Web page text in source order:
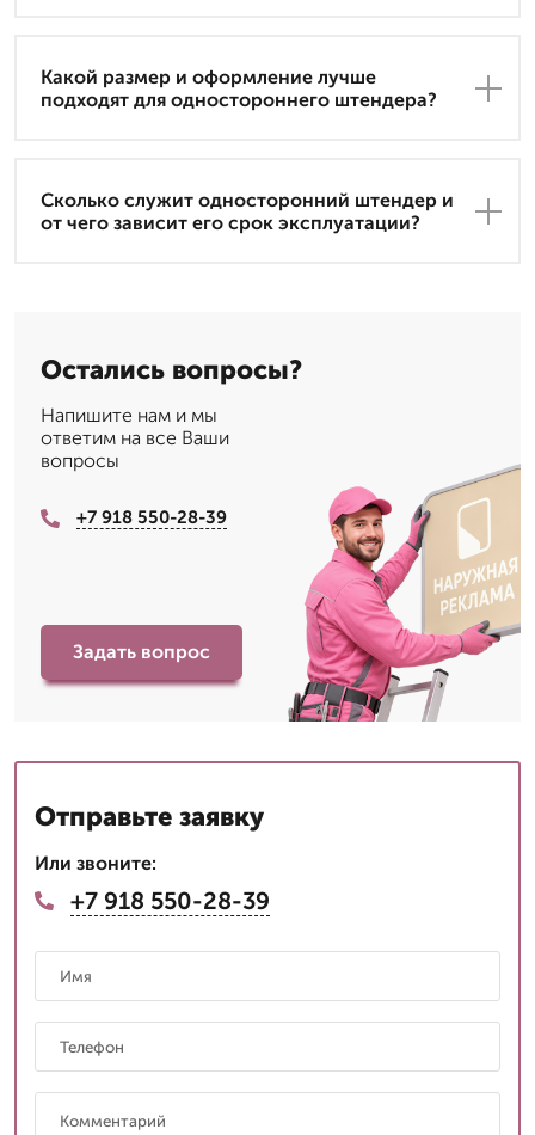
Какой размер и оформление лучше
подходят для одностороннего штендера?
Сколько служит односторонний штендер и
от чего зависит его срок эксплуатации?
Остались вопросы?
Напишите нам и мы
ответим на все Ваши
вопросы
+7 918 550-28-39
Задать вопрос
Отправьте заявку
Или звоните:
+7 918 550-28-39